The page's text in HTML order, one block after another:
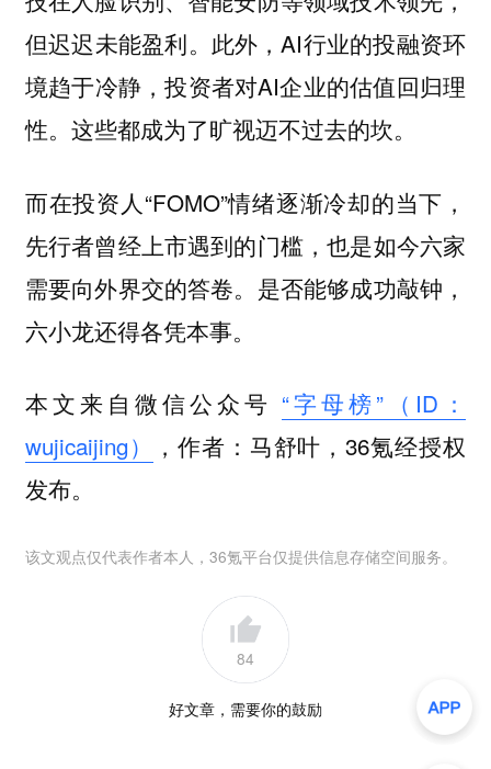
但迟迟未能盈利。此外，AI行业的投融资环
境趋于冷静，投资者对AI企业的估值回归理
性。这些都成为了旷视迈不过去的坎。
而在投资人“FOMO”情绪逐渐冷却的当下，
先行者曾经上市遇到的门槛，也是如今六家
需要向外界交的答卷。是否能够成功敲钟，
六小龙还得各凭本事。
本文来自微信公众号 “字母榜”（ID：
wujicaijing）
，作者：马舒叶，36氪经授权
发布。
该文观点仅代表作者本人，36氪平台仅提供信息存储空间服务。
84
好文章，需要你的鼓励